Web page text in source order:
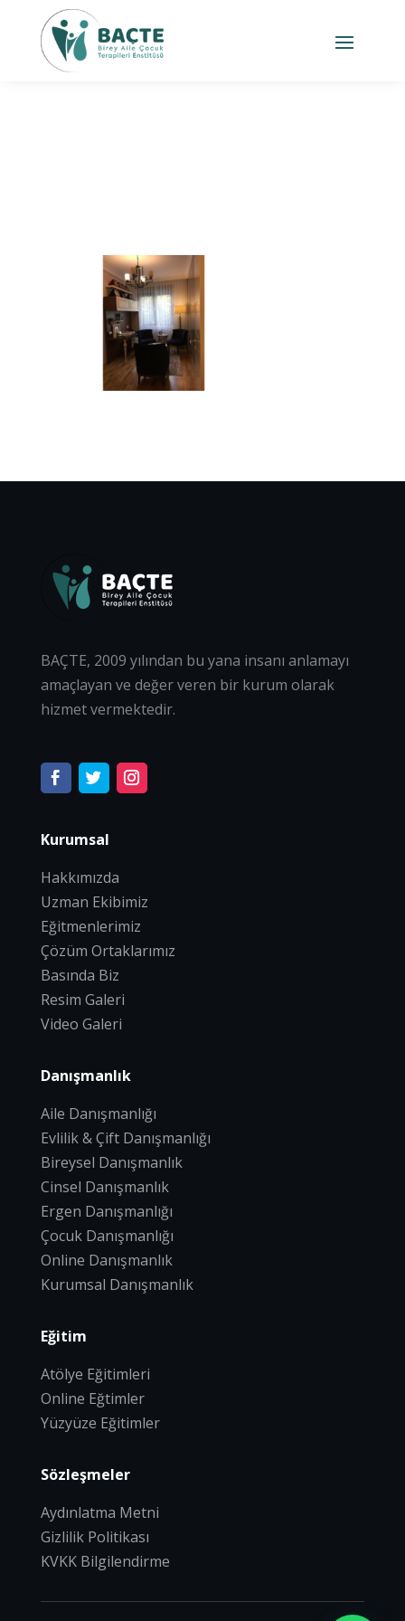
BAÇTE, 2009 yılından bu yana insanı anlamayı
amaçlayan ve değer veren bir kurum olarak
hizmet vermektedir.
Kurumsal
Hakkımızda
Uzman Ekibimiz
Eğitmenlerimiz
Çözüm Ortaklarımız
Basında Biz
Resim Galeri
Video Galeri
Danışmanlık
Aile Danışmanlığı
Evlilik & Çift Danışmanlığı
Bireysel Danışmanlık
Cinsel Danışmanlık
Ergen Danışmanlığı
Çocuk Danışmanlığı
Online Danışmanlık
Kurumsal Danışmanlık
Eğitim
Atölye Eğitimleri
Online Eğtimler
Yüzyüze Eğitimler
Sözleşmeler
Aydınlatma Metni
Gizlilik Politikası
KVKK Bilgilendirme